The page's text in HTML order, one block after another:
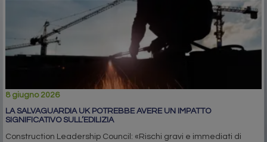
8 giugno 2026
LA SALVAGUARDIA UK POTREBBE AVERE UN IMPATTO
SIGNIFICATIVO SULL’EDILIZIA
Construction Leadership Council: «Rischi gravi e immediati di